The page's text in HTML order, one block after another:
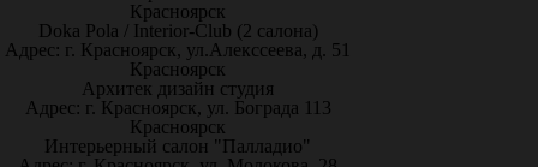
Красноярск
Doka Pola / Interior-Club (2 салона)
Адрес: г. Красноярск, ул.Алекссеева, д. 51
Красноярск
Архитек дизайн студия
Адрес: г. Красноярск, ул. Бограда 113
Красноярск
Интерьерный салон "Палладио"